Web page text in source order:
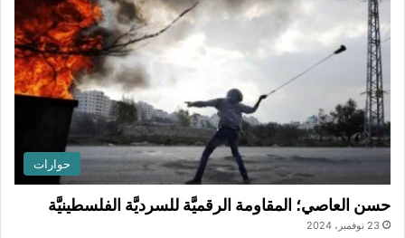
حوارات
حسن العاصي؛ المقاومة الرقميَّة للسرديَّة الفلسطينيَّة
23 نوفمبر، 2024